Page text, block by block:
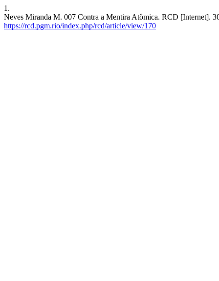
1.
Neves Miranda M. 007 Contra a Mentira Atômica. RCD [Internet].
https://rcd.pgm.rio/index.php/rcd/article/view/170